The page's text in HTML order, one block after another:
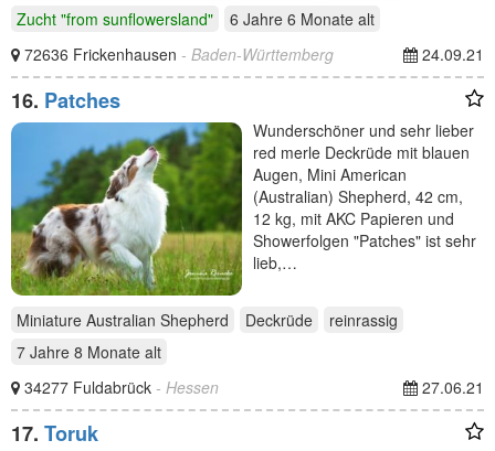
Zucht "from sunflowersland"
6 Jahre 6 Monate alt
72636 Frickenhausen - Baden-Württemberg 24.09.21
16. Patches
Wunderschöner und sehr lieber
red merle Deckrüde mit blauen
Augen, Mini American
(Australian) Shepherd, 42 cm,
12 kg, mit AKC Papieren und
Showerfolgen "Patches" ist sehr
lieb,…
Miniature Australian Shepherd Deckrüde
reinrassig
7 Jahre 8 Monate alt
34277 Fuldabrück - Hessen 27.06.21
17. Toruk